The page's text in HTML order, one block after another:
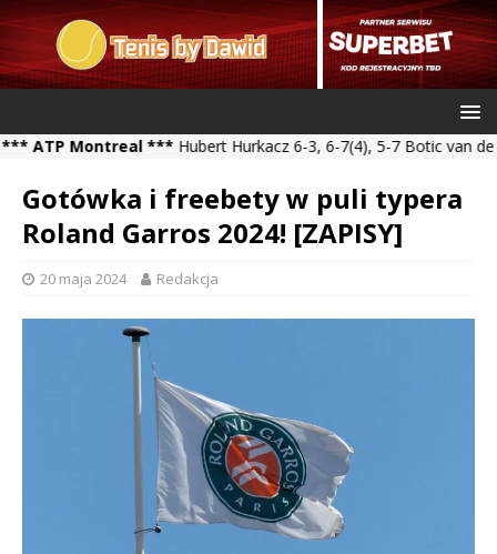
Montreal ***Hubert Hurkacz 6-3, 6-7(4), 5-7 Botic van de
Gotówka i freebety w puli typera
Roland Garros 2024! [ZAPISY]
20 maja 2024 Redakcja